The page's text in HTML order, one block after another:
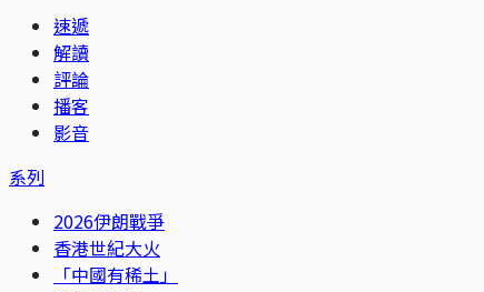
速遞
解讀
評論
播客
影音
系列
2026伊朗戰爭
香港世紀大火
「中國有稀土」